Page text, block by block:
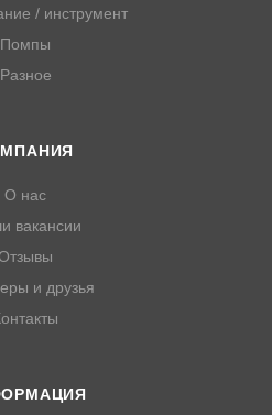
/ инструмент
Помпы
Разное
О нас
вакансии
и друзья